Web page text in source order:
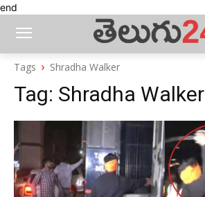
end
Tags Shradha Walker
Tag: Shradha Walker